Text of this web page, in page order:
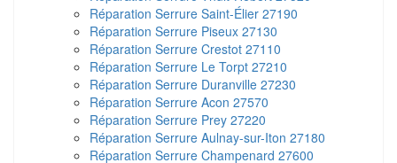
Réparation Serrure Saint-Élier 27190
Réparation Serrure Piseux 27130
Réparation Serrure Crestot 27110
Réparation Serrure Le Torpt 27210
Réparation Serrure Duranville 27230
Réparation Serrure Acon 27570
Réparation Serrure Prey 27220
Réparation Serrure Aulnay-sur-Iton 27180
Réparation Serrure Champenard 27600